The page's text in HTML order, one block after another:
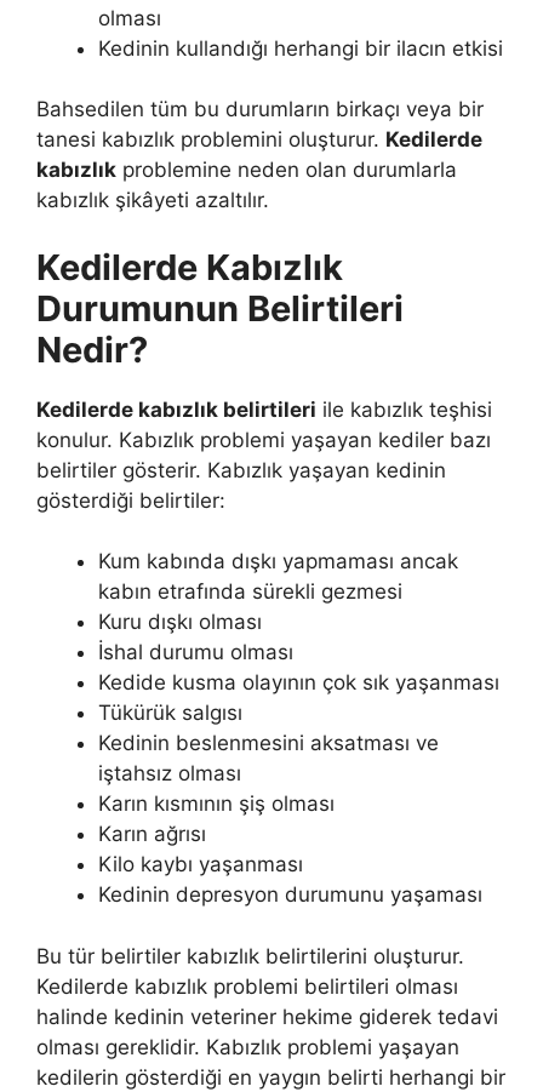
olması
Kedinin kullandığı herhangi bir ilacın etkisi
Bahsedilen tüm bu durumların birkaçı veya bir
tanesi kabızlık problemini oluşturur. Kedilerde
kabızlık problemine neden olan durumlarla
kabızlık şikâyeti azaltılır.
Kedilerde Kabızlık
Durumunun Belirtileri
Nedir?
Kedilerde kabızlık belirtileri ile kabızlık teşhisi
konulur. Kabızlık problemi yaşayan kediler bazı
belirtiler gösterir. Kabızlık yaşayan kedinin
gösterdiği belirtiler:
Kum kabında dışkı yapmaması ancak
kabın etrafında sürekli gezmesi
Kuru dışkı olması
İshal durumu olması
Kedide kusma olayının çok sık yaşanması
Tükürük salgısı
Kedinin beslenmesini aksatması ve
iştahsız olması
Karın kısmının şiş olması
Karın ağrısı
Kilo kaybı yaşanması
Kedinin depresyon durumunu yaşaması
Bu tür belirtiler kabızlık belirtilerini oluşturur.
Kedilerde kabızlık problemi belirtileri olması
halinde kedinin veteriner hekime giderek tedavi
olması gereklidir. Kabızlık problemi yaşayan
kedilerin gösterdiği en yaygın belirti herhangi bir